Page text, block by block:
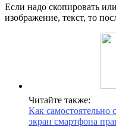
Если надо скопировать
изображение, текст, то
Читайте также:
Как самостоятельно
экран смартфона